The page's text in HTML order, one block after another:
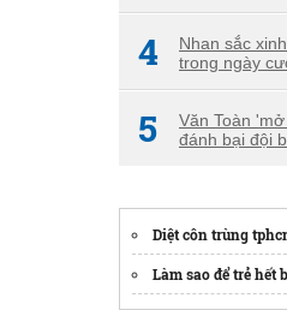
4
Nhan sắc
trong ngày
5
Văn Toàn
đánh bại đội
Diệt côn trùng
Làm sao để trẻ hết